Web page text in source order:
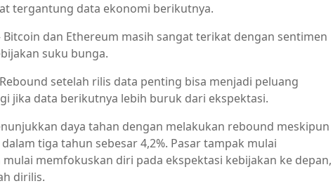
tergantung data ekonomi berikutnya.
dan Ethereum masih sangat terikat dengan sentimen
suku bunga.
setelah rilis data penting bisa menjadi peluang
jika data berikutnya lebih buruk dari ekspektasi.
daya tahan dengan melakukan rebound meskipun
tiga tahun sebesar 4,2%. Pasar tampak mulai
memfokuskan diri pada ekspektasi kebijakan ke depan,
dirilis.